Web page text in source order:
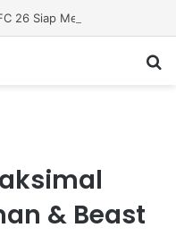
& Beast